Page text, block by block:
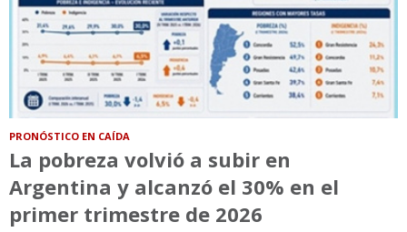
PRONÓSTICO EN CAÍDA
La pobreza volvió a subir en
Argentina y alcanzó el 30% en el
primer trimestre de 2026